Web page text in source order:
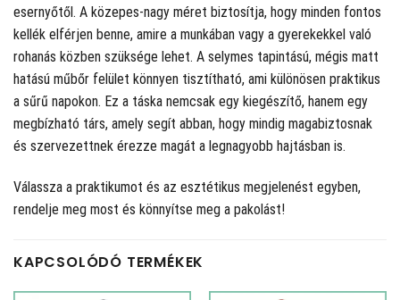
esernyőtől. A közepes-nagy méret biztosítja, hogy minden fontos
kellék elférjen benne, amire a munkában vagy a gyerekekkel való
rohanás közben szüksége lehet. A selymes tapintású, mégis matt
hatású műbőr felület könnyen tisztítható, ami különösen praktikus
a sűrű napokon. Ez a táska nemcsak egy kiegészítő, hanem egy
megbízható társ, amely segít abban, hogy mindig magabiztosnak
és szervezettnek érezze magát a legnagyobb hajtásban is.
Válassza a praktikumot és az esztétikus megjelenést egyben,
rendelje meg most és könnyítse meg a pakolást!
KAPCSOLÓDÓ TERMÉKEK